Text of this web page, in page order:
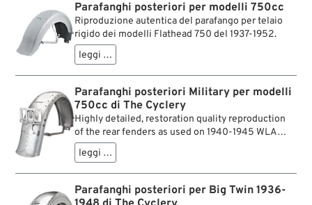
Parafanghi posteriori per modelli 750cc
Riproduzione autentica del parafango per telaio
rigido dei modelli Flathead 750 del 1937-1952.
leggi …
Parafanghi posteriori Military per modelli
750cc di The Cyclery
Highly detailed, restoration quality reproduction
of the rear fenders as used on 1940-1945 WLA
military models. Features all reinforcements, 5/8”
braces and correct rivets like the originals. Even
the taillight-license bracket is there. For top-notch
restorations.
leggi …
Parafanghi posteriori per Big Twin 1936-